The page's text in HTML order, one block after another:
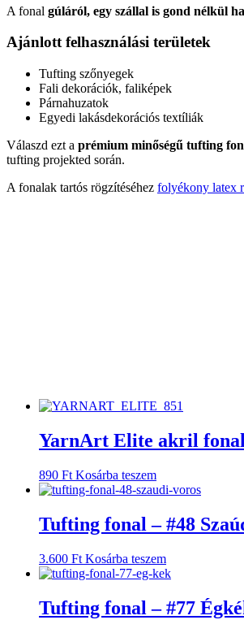
A fonal gúláról, egy szállal is gond nélkül
Ajánlott felhasználási területek
Tufting szőnyegek
Fali dekorációk, faliképek
Párnahuzatok
Egyedi lakásdekorációs textíliák
Válaszd ezt a prémium minőségű tufting
tufting projekted során.
A fonalak tartós rögzítéséhez folyékony latex
YarnArt Elite akril
890 Ft Kosárba teszem
Tufting fonal – #48
3.600 Ft Kosárba teszem
Tufting fonal – #77